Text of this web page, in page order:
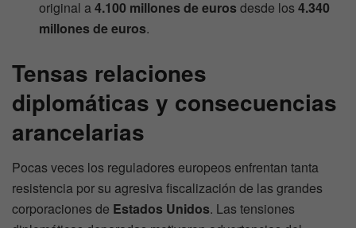
original a4.100 millones de euros desde los4.340
millones de euros.
Tensas relaciones
diplomáticas y consecuencias
arancelarias
Pocas veces los reguladores europeos enfrentan tanta
resistencia por su agresiva fiscalización de las grandes
corporaciones de Estados Unidos. Las tensiones